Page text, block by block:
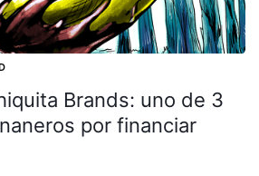
Brands: uno de 3
por financiar